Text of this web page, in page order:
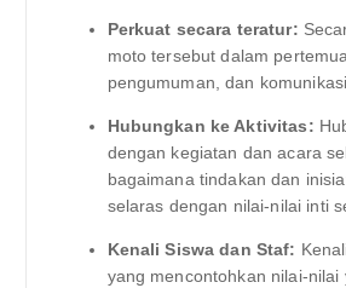
Perkuat secara teratur:
moto tersebut dalam
pengumuman, dan
Hubungkan ke Aktivitas:
dengan kegiatan dan acara
bagaimana tindakan dan
selaras dengan nilai-nilai inti
Kenali Siswa dan Staf:
yang mencontohkan nilai-nilai